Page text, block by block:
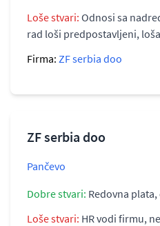
Loše stvari: Odnosi sa
rad loši predpostavljeni,
Firma: ZF serbia doo
ZF serbia doo
Pančevo
Dobre stvari: Redovna
Loše stvari: HR vodi firmu,